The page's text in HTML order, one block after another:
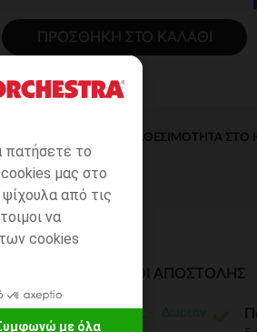
πατήσετε το
μας στο
από τις
να
cookies
με όλα
ΠΡΟΣΘΉΚΗ ΣΤΟ ΚΑΛΆΘΙ
ΆΜΕΣΗ ΔΙΑΘΕΣΙΜΌΤΗΤΑ ΣΤΟ
ΔΙΑΘΈΣΙΜΟΙ ΤΡΌΠΟΙ ΑΠΟΣΤΟΛΉΣ
ΣΕ ΚΑΤΑΣΤΗΜΑ